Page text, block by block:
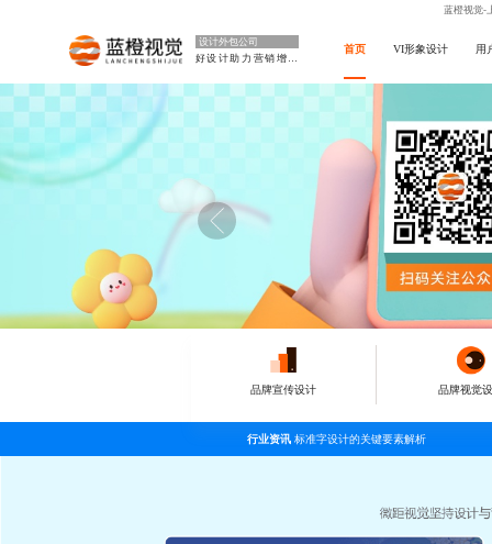
蓝橙视觉-
设计外包公司
好设计助力营销增长
首页 VI形象设计 用
品牌宣传设计 品牌视觉
行业资讯 标准字设计的关键要素解析